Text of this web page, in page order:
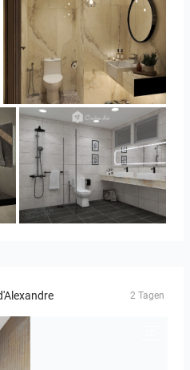
YUSMAN_BATHROOM
KHAI_MASTERBATHROOM
2 Tagen